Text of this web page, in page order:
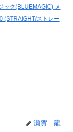
ック(BLUEMAGIC) メ
(STRAIGHT/ストレー
瀬賀 龍